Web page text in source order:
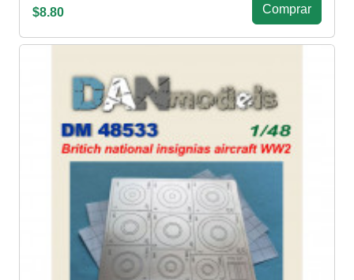
$8.80 Сomprar